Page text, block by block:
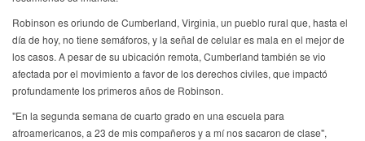
Robinson es oriundo de Cumberland, Virginia, un pueblo rural que, hasta el
día de hoy, no tiene semáforos, y la señal de celular es mala en el mejor de
los casos. A pesar de su ubicación remota, Cumberland también se vio
afectada por el movimiento a favor de los derechos civiles, que impactó
profundamente los primeros años de Robinson.
"En la segunda semana de cuarto grado en una escuela para
afroamericanos, a 23 de mis compañeros y a mí nos sacaron de clase",